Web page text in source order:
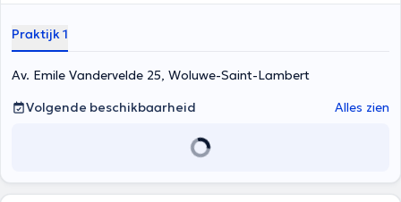
gecertificeerd in toegepaste kinesiologie door het ICAK en heb
toegepaste kinesiologie, en binnen het kabinet van Xavier Elain,
chiropractor bij FC Barcelona en Tottenham. Dankzij mijn
uitgebreide aanvullende opleidingen in chiropractische technieken,
stel ik mijn expertise ten dienste van uw welzijn om spierpijn,
wervelspanningen en functionele, viscerale of emotionele
aandoeningen te verlichten. Consultaties kunnen in het Frans,
Engels en Spaans plaatsvinden. Voor een afspraak kunt u contact
Praktijk 1
Av. Emile Vandervelde 25, Woluwe-Saint-Lambert
Volgende beschikbaarheid
Alles zien